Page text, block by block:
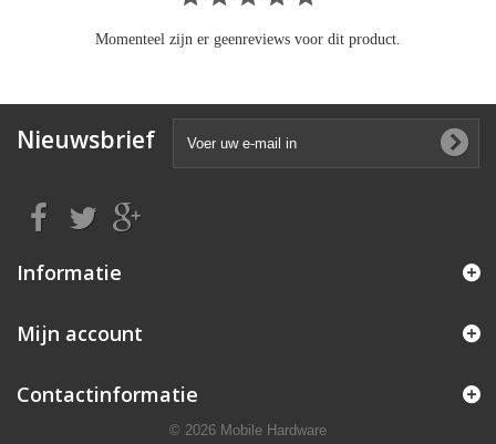
Momenteel zijn er geenreviews voor dit product.
Nieuwsbrief
Informatie
Mijn account
Contactinformatie
© 2026 Mobile Hardware